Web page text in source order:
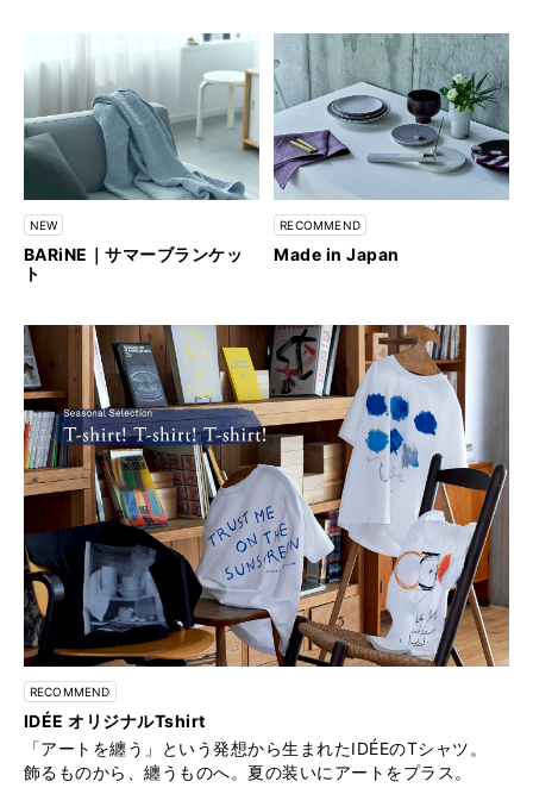
NEW
BARiNE｜サマーブランケッ
ト
RECOMMEND
Made in Japan
RECOMMEND
IDÉE オリジナルTshirt
「アートを纏う」という発想から生まれたIDÉEのTシャツ。
飾るものから、纏うものへ。夏の装いにアートをプラス。